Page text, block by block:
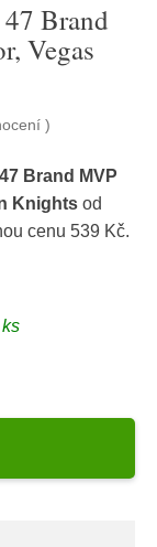
Brand
Vegas
)
Brand MVP
Knightsod
cenu 539 Kč.